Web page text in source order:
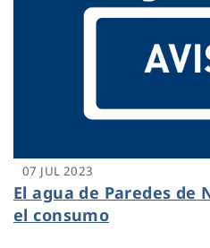
07 JUL 2023
El agua de Paredes de
el consumo